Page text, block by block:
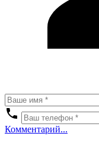
Комментарий...